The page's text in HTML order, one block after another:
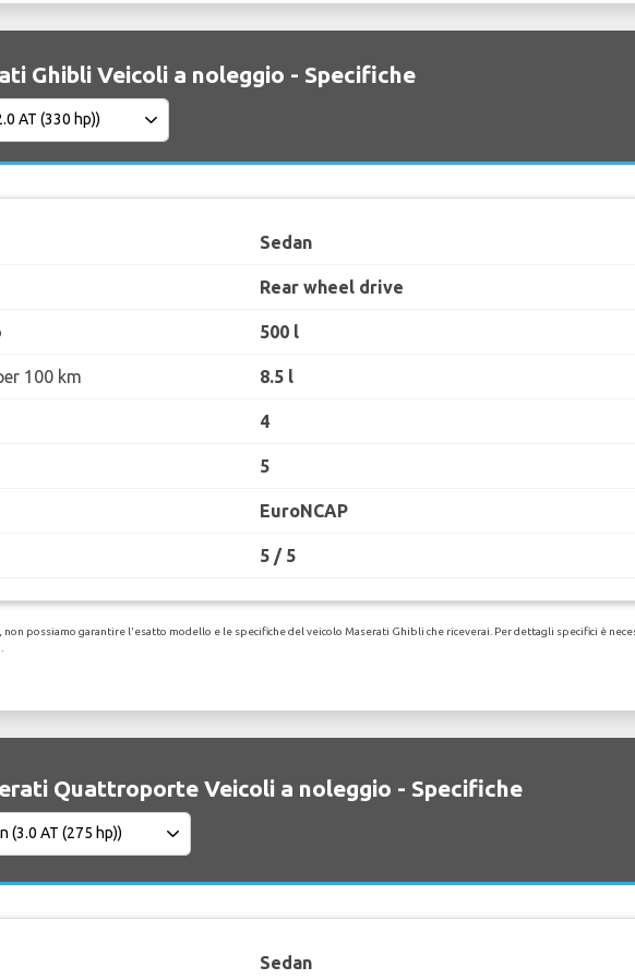
Ghibli Veicoli a noleggio - Specifiche
Sedan
Rear wheel drive
500 l
100 km 8.5 l
4
5
EuroNCAP
5 / 5
possiamo garantire l'esatto modello e le specifiche del veicolo Maserati Ghibli che riceverai. Per dettagli specifici è
Quattroporte Veicoli a noleggio - Specifiche
Sedan